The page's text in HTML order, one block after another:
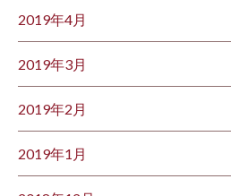
2019年4月
2019年3月
2019年2月
2019年1月